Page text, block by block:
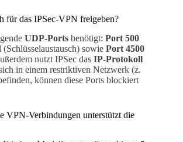
für das IPSec-VPN freigeben?
UDP-Ports benötigt: Port 500
sowie Port 4500
nutzt IPSec das IP-Protokoll
in einem restriktiven Netzwerk (z.
können diese Ports blockiert
VPN-Verbindungen unterstützt die